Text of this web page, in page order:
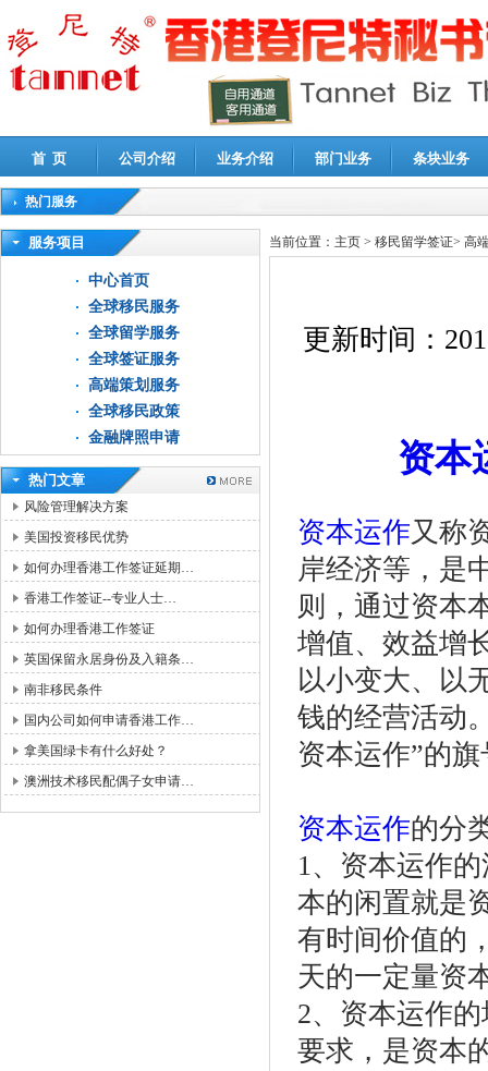
首 页 公司介绍 业务介绍 部门业务 条块业务
热门服务
高新技术企业认定审计|企业所得税汇算清缴申报鉴证
服务项目
中心首页
全球移民服务
全球留学服务
全球签证服务
高端策划服务
全球移民政策
金融牌照申请
热门文章
风险管理解决方案
美国投资移民优势
如何办理香港工作签证延期…
香港工作签证--专业人士…
如何办理香港工作签证
英国保留永居身份及入籍条…
南非移民条件
国内公司如何申请香港工作…
拿美国绿卡有什么好处？
澳洲技术移民配偶子女申请…
当前位置： 主页 > 移民留学签证> 高
更新时间：
资本
资本运作又称
岸经济等，是
则，通过资本
增值、效益增
以小变大、以
钱的经营活动
资本运作”的
资本运作的分
1、资本运作
本的闲置就是
有时间价值的
天的一定量资
2、资本运作
要求，是资本